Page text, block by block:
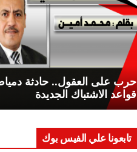
حرب على العقول.. حادثة
قواعد الاشتباك الجديدة
تابعونا علي الفيس بوك